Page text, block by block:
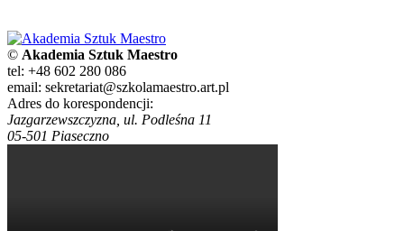
© Akademia Sztuk Maestro
tel: +48 602 280 086
email: sekretariat@szkolamaestro.art.pl
Adres do korespondencji:
Jazgarzewszczyzna, ul. Podleśna 11
05-501 Piaseczno